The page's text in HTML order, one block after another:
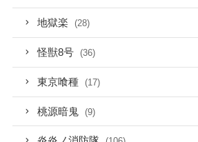
地獄楽 (28)
怪獣8号 (36)
東京喰種 (17)
桃源暗鬼 (9)